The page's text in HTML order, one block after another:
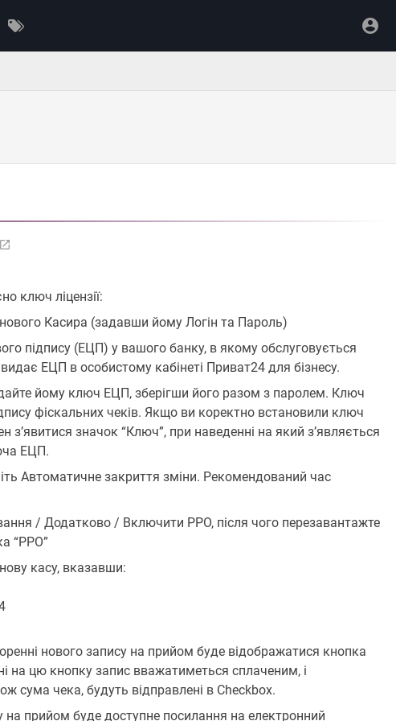
ключ ліцензії:
нового Касира (задавши йому Логін та Пароль)
підпису (ЕЦП) у вашого банку, в якому обслуговується
ЕЦП в особистому кабінеті Приват24 для бізнесу.
йому ключ ЕЦП, зберігши його разом з паролем. Ключ
фіскальних чеків. Якщо ви коректно встановили ключ
з’явитися значок “Ключ”, при наведенні на який з’являється
ЕЦП.
Автоматичне закриття зміни. Рекомендований час
/ Додатково / Включити РРО, після чого перезавантажте
“РРО”
касу, вказавши:
нового запису на прийом буде відображатися кнопка
на цю кнопку запис вважатиметься сплаченим, і
сума чека, будуть відправлені в Checkbox.
на прийом буде доступне посилання на електронний